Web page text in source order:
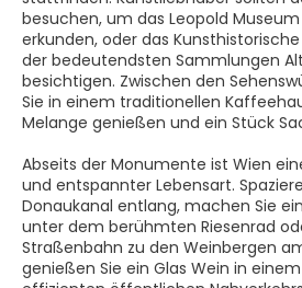
besuchen, um das Leopold Museum
erkunden, oder das
der bedeutendsten Sammlungen
besichtigen. Zwischen den
Sie in einem traditionellen
Melange genießen und ein Stück
Abseits der Monumente ist Wien
und entspannter Lebensart.
Donaukanal entlang, machen Sie
unter dem berühmten Riesenrad
Straßenbahn zu den Weinbergen
genießen Sie ein Glas Wein in